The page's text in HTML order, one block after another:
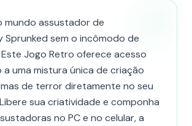
mundo assustador de
Sprunked sem o incômodo de
Jogo Retro oferece acesso
uma mistura única de criação
de terror diretamente no seu
sua criatividade e componha
no PC e no celular, a